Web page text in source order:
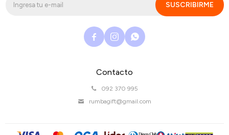
Contacto
092 370 995
rumbagift@gmail.com
SUSCRIBIRME
  